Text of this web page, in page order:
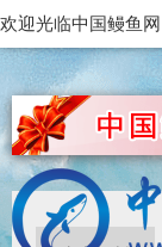
欢迎光临中国鳗鱼网